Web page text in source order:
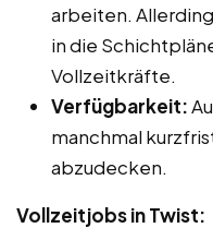
arbeiten.
in die
Vollzeitkräfte.
Verfügbarkeit:
manchmal
abzudecken.
Vollzeitjobs in Twist: